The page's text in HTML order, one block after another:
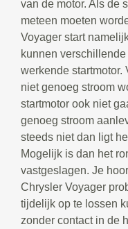
van de motor. Als de
meteen moeten
Voyager start
kunnen
werkende startmotor.
niet genoeg stroom
startmotor ook niet
genoeg stroom
steeds niet dan ligt
Mogelijk is dan het
vastgeslagen. Je
Chrysler Voyager
tijdelijk op te lossen
zonder contact in de